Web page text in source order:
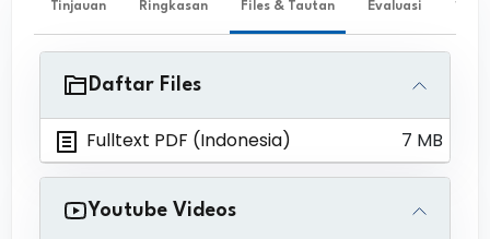
Tinjauan Ringkasan Files & Tautan Evaluasi ✨
Daftar Files
Fulltext PDF (Indonesia) 7 MB
Youtube Videos